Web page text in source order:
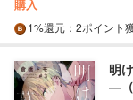
購入
1%還元 ：2ポイント
明
―（